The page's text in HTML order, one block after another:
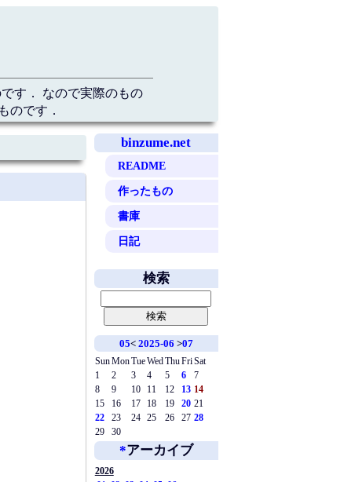
す． なので実際のもの
のです．
binzume.net
README
作ったもの
書庫
日記
検索
05< 2025-06 >07
SunMonTueWed ThuFriSat
1
2 3 4 5 6
7
8
9 10 11 12 13 14
15
16 17 18 19 20 21
22
23 24 25 26 27 28
29
30
*アーカイブ
2026